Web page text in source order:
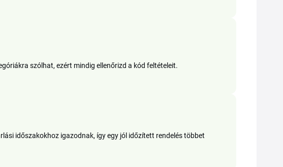
szólhat, ezért mindig ellenőrizd a kód feltételeit.
időszakokhoz igazodnak, így egy jól időzített rendelés többet